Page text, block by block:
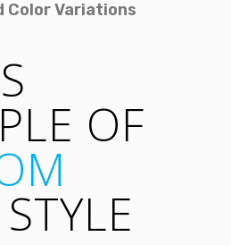
Color Variations
OF